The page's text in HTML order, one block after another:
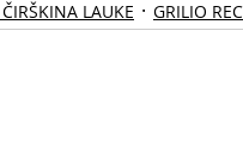
LAUKE GRILIO